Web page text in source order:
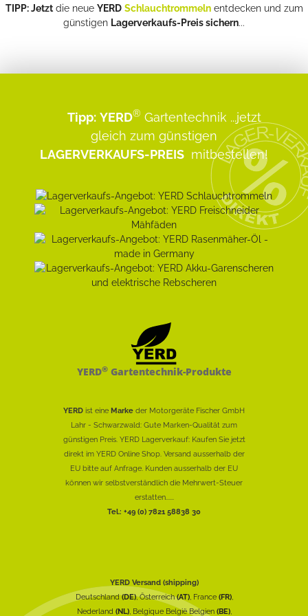
TIPP: Jetztdie neue YERD Schlauchtrommelnentdecken und zum
günstigen Lagerverkaufs-Preis sichern...
Tipp: YERD® Gartentechnik ...jetzt
gleich zum günstigen
LAGERVERKAUFS-PREIS mitbestellen!
YERD®Gartentechnik-Produkte
YERD ist eine Marke der Motorgeräte Fischer GmbH
Lahr - Schwarzwald: Gute Marken-Qualität zum
günstigen Preis. YERD Lagerverkauf: Kaufen Sie jetzt
direkt im YERD Online Shop. Versand ausserhalb der
EU bitte auf Anfrage. Kunden ausserhalb der EU
können wir selbstverständlich die Mehrwert-Steuer
erstatten......
Tel.: +49 (0) 7821 58838 30
YERD Versand (shipping)
Deutschland(DE), Österreich(AT), France (FR),
Nederland (NL), Belgique België Belgien (BE),